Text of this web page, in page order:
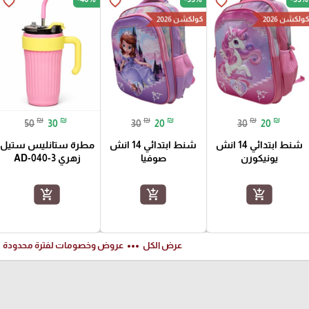
كولكشن 2026
30 ₪ 20 ₪
شنط ابتدائي 14 انش
يونيكورن
add_shopping_cart
كولكشن 2026
30 ₪ 20 ₪
شنط ابتدائي 14 انش
صوفيا
add_shopping_cart
50 ₪ 30 ₪
مطرة ستانليس ستيل
زهري AD-040-3
add_shopping_cart
عرض الكل more_horiz عروض وخصومات لفترة محدودة